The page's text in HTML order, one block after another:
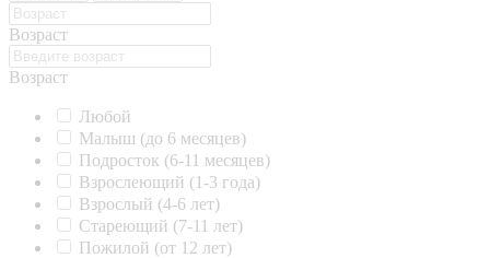
Возраст
Возраст
Любой
Малыш (до 6 месяцев)
Подросток (6-11 месяцев)
Взрослеющий (1-3 года)
Взрослый (4-6 лет)
Стареющий (7-11 лет)
Пожилой (от 12 лет)